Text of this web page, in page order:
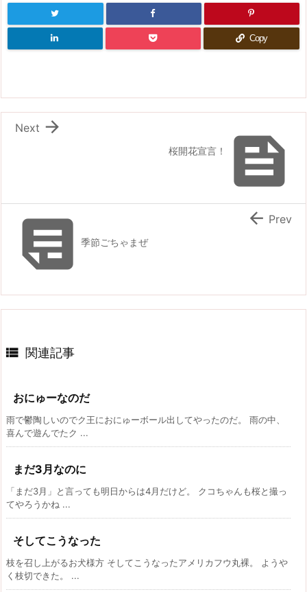
Copy

桜開花宣言！

Next
季節ごちゃまぜ
 Prev
 関連記事
おにゅーなのだ
雨で鬱陶しいのでク王におにゅーボール出してやったのだ。 雨の中、
喜んで遊んでたク ...
まだ3月なのに
「まだ3月」と言っても明日からは4月だけど。 クコちゃんも桜と撮っ
てやろうかね ...
そしてこうなった
枝を召し上がるお犬様方 そしてこうなったアメリカフウ丸裸。 ようや
く枝切できた。 ...